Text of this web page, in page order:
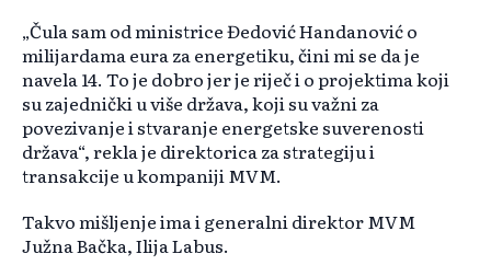
„Čula sam od ministrice Đedović Handanović o
milijardama eura za energetiku, čini mi se da je
navela 14. To je dobro jer je riječ i o projektima koji
su zajednički u više država, koji su važni za
povezivanje i stvaranje energetske suverenosti
država“, rekla je direktorica za strategiju i
transakcije u kompaniji MVM.
Takvo mišljenje ima i generalni direktor MVM
Južna Bačka, Ilija Labus.